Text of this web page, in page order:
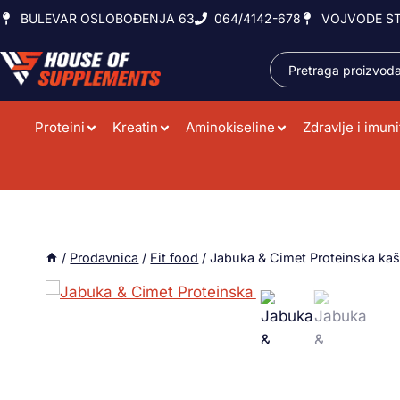
BULEVAR OSLOBOĐENJA 63 064/4142-678 VOJVODE
Proteini Kreatin Aminokiseline Zdravlje i
/ Prodavnica / Fit food / Jabuka & Cimet Proteinska